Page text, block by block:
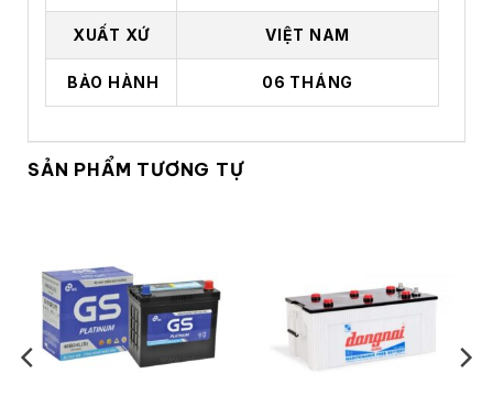
XUẤT XỨ VIỆT NAM
BẢO HÀNH 06 THÁNG
SẢN PHẨM TƯƠNG TỰ